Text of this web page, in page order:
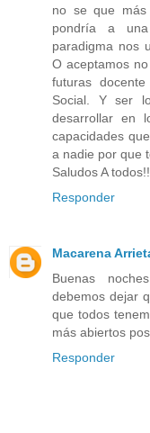
no se que más
pondría a
paradigma nos
O aceptamos
futuras
Social. Y ser
desarrollar en
capacidades
a nadie por que
Saludos A todos!!
Responder
Macarena
Buenas
debemos dejar
que todos
más abiertos
Responder